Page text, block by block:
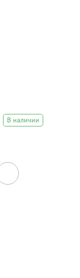
В наличии